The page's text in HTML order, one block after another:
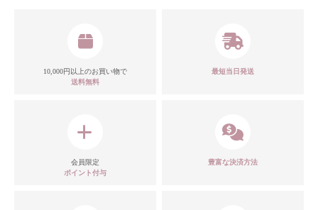
10,000円以上のお買い物で
送料無料
最短当日発送
会員限定
ポイント付与
豊富な決済方法